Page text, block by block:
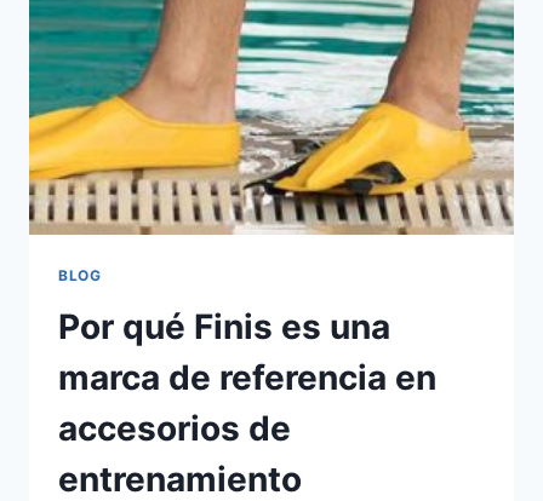
BLOG
Por qué Finis es una
marca de referencia en
accesorios de
entrenamiento